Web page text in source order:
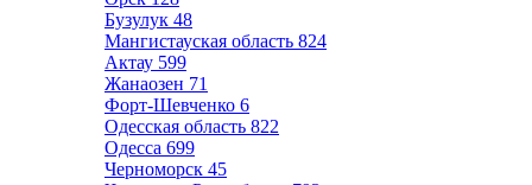
Бузулук 48
Мангистауская область 824
Актау 599
Жанаозен 71
Форт-Шевченко 6
Одесская область 822
Одесса 699
Черноморск 45